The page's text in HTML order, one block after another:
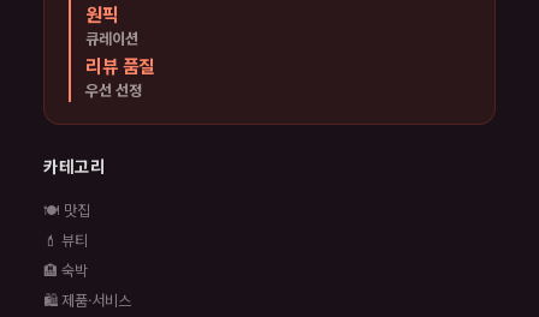
원픽
큐레이션
리뷰 품질
우선 선정
카테고리
🍽️ 맛집
💄 뷰티
🏨 숙박
🛍️ 제품·서비스